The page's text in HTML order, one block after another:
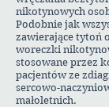
nikotynowych
Podobnie jak
zawierające tytoń
woreczki
stosowane przez
pacjentów ze
sercowo-
małoletnich.